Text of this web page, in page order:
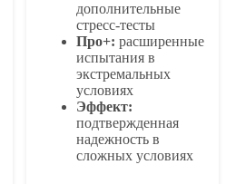
дополнительные
стресс-тесты
Про+: расширенные
испытания в
экстремальных
условиях
Эффект:
подтвержденная
надежность в
сложных условиях